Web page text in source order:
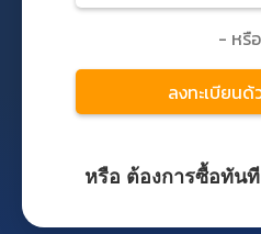
หรือ ต้องการซื้อทันที